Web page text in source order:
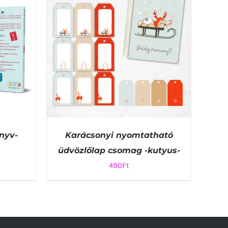
Karácsonyi nyomtatható
üdvözlőlap csomag -kutyus-
490Ft